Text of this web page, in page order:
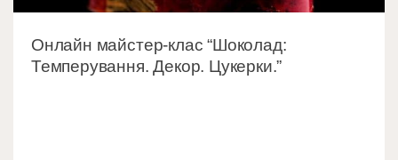
Онлайн майстер-клас “Шоколад:
Темперування. Декор. Цукерки.”